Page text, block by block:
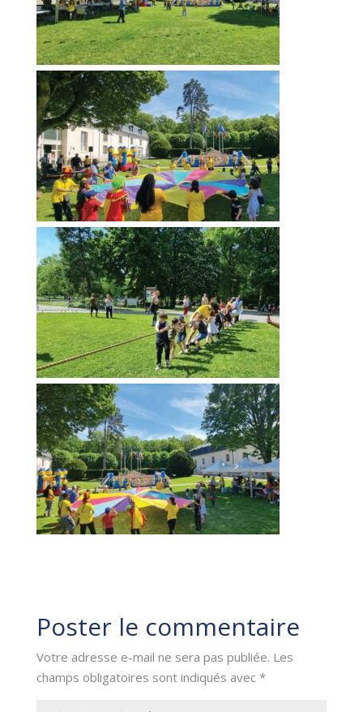
Poster le commentaire
Votre adresse e-mail ne sera pas publiée. Les
champs obligatoires sont indiqués avec *